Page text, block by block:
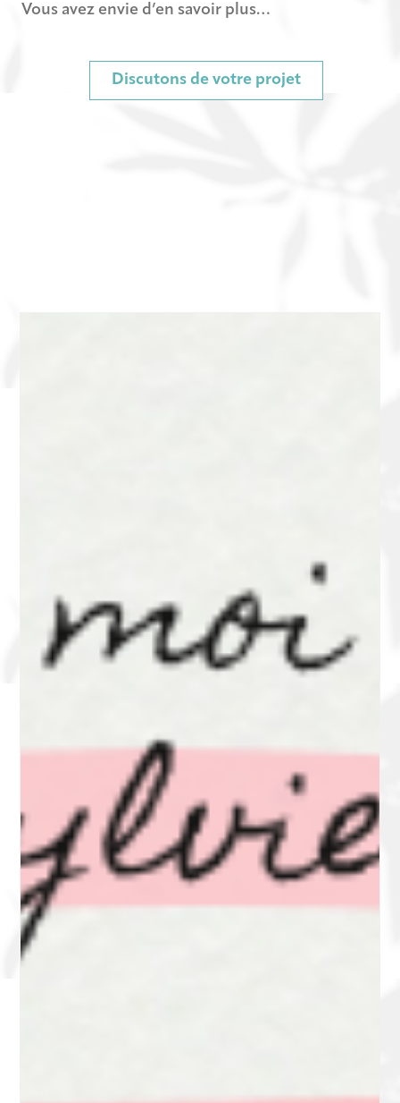
Vous avez envie d’en savoir plus…
Discutons de votre projet